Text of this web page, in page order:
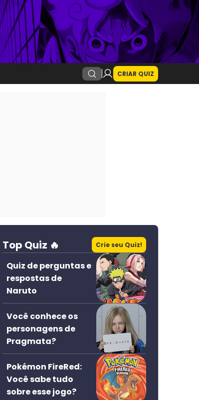
CRIAR QUIZ
Top Quiz 🔥 Crie seu Quiz!
Quiz de perguntas e
respostas de
Naruto
Você conhece os
personagens de
Pragmata?
Pokémon FireRed:
Você sabe tudo
sobre esse jogo?